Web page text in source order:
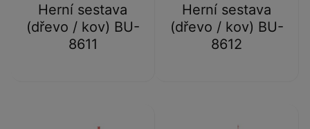
Herní sestava
(dřevo / kov) BU-
8611
Herní sestava
(dřevo / kov) BU-
8612